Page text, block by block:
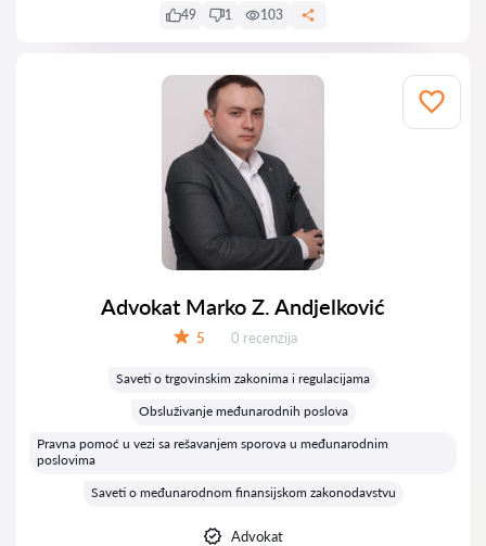
49 1 103
Advokat Marko Z. Andjelković
5 Recenzija:
0 recenzija
Saveti o trgovinskim zakonima i regulacijama
Obsluživanje međunarodnih poslova
Pravna pomoć u vezi sa rešavanjem sporova u međunarodnim
poslovima
Saveti o međunarodnom finansijskom zakonodavstvu
Advokat